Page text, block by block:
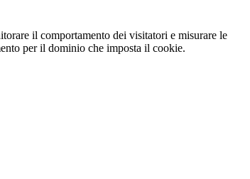
il comportamento dei visitatori e misurare le
per il dominio che imposta il cookie.